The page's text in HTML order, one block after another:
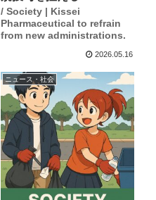
/ Society | Kissei
Pharmaceutical to refrain
from new administrations.
2026.05.16
ニュース・社会